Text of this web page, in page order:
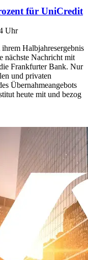
für UniCredit
Uhr
Halbjahresergebnis
nächste Nachricht mit
Frankfurter Bank. Nur
und privaten
Übernahmeangebots
heute mit und bezog